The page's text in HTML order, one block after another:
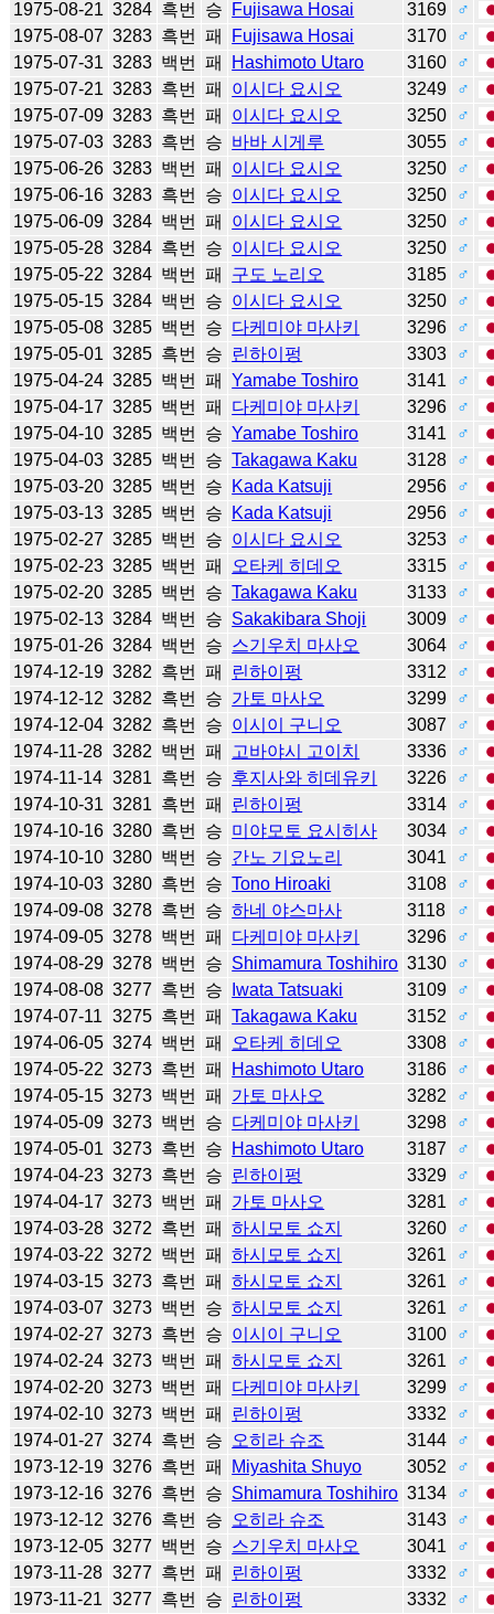
1975-08-21 3284 흑번 승 Fujisawa Hosai 3169
♂
1975-08-07 3283 흑번 패 Fujisawa Hosai 3170
♂
1975-07-31 3283 백번 패 Hashimoto Utaro 3160
♂
1975-07-21 3283 흑번 패 이시다 요시오 3249
♂
1975-07-09 3283 흑번 패 이시다 요시오 3250
♂
1975-07-03 3283 흑번 승 바바 시게루 3055
♂
1975-06-26 3283 백번 패 이시다 요시오 3250
♂
1975-06-16 3283 흑번 승 이시다 요시오 3250
♂
1975-06-09 3284 백번 패 이시다 요시오 3250
♂
1975-05-28 3284 흑번 승 이시다 요시오 3250
♂
1975-05-22 3284 백번 패 구도 노리오 3185
♂
1975-05-15 3284 백번 승 이시다 요시오 3250
♂
1975-05-08 3285 백번 승 다케미야 마사키 3296
♂
1975-05-01 3285 흑번 승 린하이펑 3303
♂
1975-04-24 3285 백번 패 Yamabe Toshiro 3141
♂
1975-04-17 3285 백번 패 다케미야 마사키 3296
♂
1975-04-10 3285 백번 승 Yamabe Toshiro 3141
♂
1975-04-03 3285 백번 승 Takagawa Kaku 3128
♂
1975-03-20 3285 백번 승 Kada Katsuji 2956
♂
1975-03-13 3285 백번 승 Kada Katsuji 2956
♂
1975-02-27 3285 백번 승 이시다 요시오 3253
♂
1975-02-23 3285 백번 패 오타케 히데오 3315
♂
1975-02-20 3285 백번 승 Takagawa Kaku 3133
♂
1975-02-13 3284 백번 승 Sakakibara Shoji 3009
♂
1975-01-26 3284 백번 승 스기우치 마사오 3064
♂
1974-12-19 3282 흑번 패 린하이펑 3312
♂
1974-12-12 3282 흑번 승 가토 마사오 3299
♂
1974-12-04 3282 흑번 승 이시이 구니오 3087
♂
1974-11-28 3282 백번 패 고바야시 고이치 3336
♂
1974-11-14 3281 흑번 승 후지사와 히데유키 3226
♂
1974-10-31 3281 흑번 패 린하이펑 3314
♂
1974-10-16 3280 흑번 승 미야모토 요시히사 3034
♂
1974-10-10 3280 백번 승 간노 기요노리 3041
♂
1974-10-03 3280 흑번 승 Tono Hiroaki 3108
♂
1974-09-08 3278 흑번 승 하네 야스마사 3118
♂
1974-09-05 3278 백번 패 다케미야 마사키 3296
♂
1974-08-29 3278 백번 승 Shimamura Toshihiro 3130
♂
1974-08-08 3277 흑번 승 Iwata Tatsuaki 3109
♂
1974-07-11 3275 흑번 패 Takagawa Kaku 3152
♂
1974-06-05 3274 백번 패 오타케 히데오 3308
♂
1974-05-22 3273 흑번 패 Hashimoto Utaro 3186
♂
1974-05-15 3273 백번 패 가토 마사오 3282
♂
1974-05-09 3273 백번 승 다케미야 마사키 3298
♂
1974-05-01 3273 흑번 승 Hashimoto Utaro 3187
♂
1974-04-23 3273 흑번 승 린하이펑 3329
♂
1974-04-17 3273 백번 패 가토 마사오 3281
♂
1974-03-28 3272 흑번 패 하시모토 쇼지 3260
♂
1974-03-22 3272 백번 패 하시모토 쇼지 3261
♂
1974-03-15 3273 흑번 패 하시모토 쇼지 3261
♂
1974-03-07 3273 백번 승 하시모토 쇼지 3261
♂
1974-02-27 3273 흑번 승 이시이 구니오 3100
♂
1974-02-24 3273 백번 패 하시모토 쇼지 3261
♂
1974-02-20 3273 백번 패 다케미야 마사키 3299
♂
1974-02-10 3273 백번 패 린하이펑 3332
♂
1974-01-27 3274 흑번 승 오히라 슈조 3144
♂
1973-12-19 3276 흑번 패 Miyashita Shuyo 3052
♂
1973-12-16 3276 흑번 승 Shimamura Toshihiro 3134
♂
1973-12-12 3276 흑번 승 오히라 슈조 3143
♂
1973-12-05 3277 백번 승 스기우치 마사오 3041
♂
1973-11-28 3277 흑번 패 린하이펑 3332
♂
1973-11-21 3277 흑번 승 린하이펑 3332
♂